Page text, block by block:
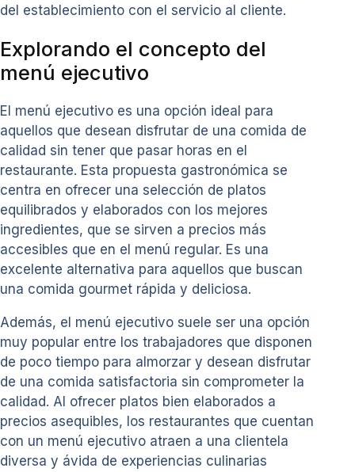
del establecimiento con el servicio al cliente.
Explorando el concepto del
menú ejecutivo
El menú ejecutivo es una opción ideal para
aquellos que desean disfrutar de una comida de
calidad sin tener que pasar horas en el
restaurante. Esta propuesta gastronómica se
centra en ofrecer una selección de platos
equilibrados y elaborados con los mejores
ingredientes, que se sirven a precios más
accesibles que en el menú regular. Es una
excelente alternativa para aquellos que buscan
una comida gourmet rápida y deliciosa.
Además, el menú ejecutivo suele ser una opción
muy popular entre los trabajadores que disponen
de poco tiempo para almorzar y desean disfrutar
de una comida satisfactoria sin comprometer la
calidad. Al ofrecer platos bien elaborados a
precios asequibles, los restaurantes que cuentan
con un menú ejecutivo atraen a una clientela
diversa y ávida de experiencias culinarias